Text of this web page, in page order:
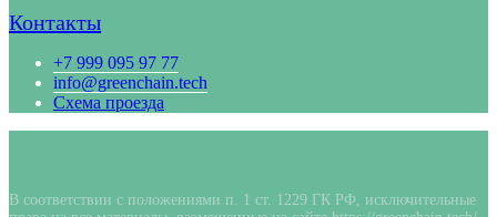
Контакты
+7 999 095 97 77
info@greenchain.tech
Схема проезда
В соответствии с положениями п. 1 ст. 1229 ГК РФ, исключительные